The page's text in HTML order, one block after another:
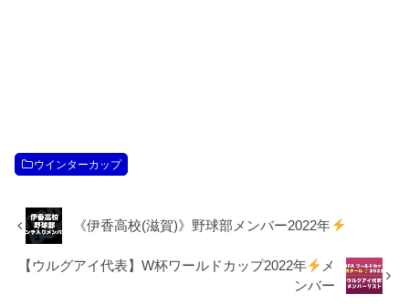
ウインターカップ
《伊香高校(滋賀)》野球部メンバー2022年
【ウルグアイ代表】W杯ワールドカップ2022年
メ
ンバー